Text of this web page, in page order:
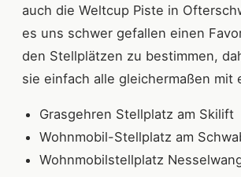
auch die Weltcup Piste in
es uns schwer gefallen einen
den Stellplätzen zu bestimmen,
sie einfach alle gleichermaßen mit
Grasgehren Stellplatz am Skilift
Wohnmobil-Stellplatz am
Wohnmobilstellplatz